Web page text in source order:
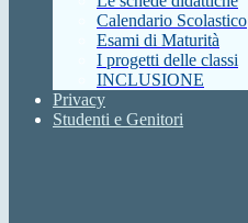
Calendario Scolastico
Esami di Maturità
I progetti delle classi
INCLUSIONE
Privacy
Studenti e Genitori